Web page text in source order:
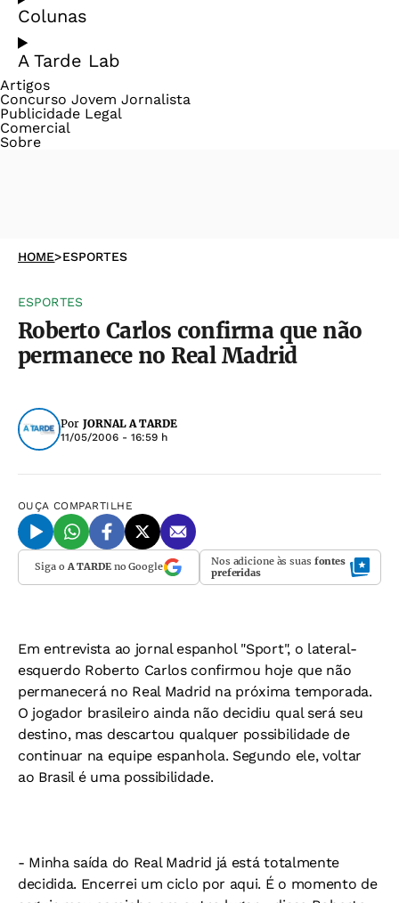
Colunas
A Tarde Lab
Artigos
Concurso Jovem Jornalista
Publicidade Legal
Comercial
Sobre
HOME>ESPORTES
ESPORTES
Roberto Carlos confirma que não
permanece no Real Madrid
Por JORNAL A TARDE
11/05/2006 - 16:59 h
OUÇA COMPARTILHE
Siga oA TARDEno Google Nos adicione às suas fontes
preferidas
Em entrevista ao jornal espanhol "Sport", o lateral-
esquerdo Roberto Carlos confirmou hoje que não
permanecerá no Real Madrid na próxima temporada.
O jogador brasileiro ainda não decidiu qual será seu
destino, mas descartou qualquer possibilidade de
continuar na equipe espanhola. Segundo ele, voltar
ao Brasil é uma possibilidade.
- Minha saída do Real Madrid já está totalmente
decidida. Encerrei um ciclo por aqui. É o momento de